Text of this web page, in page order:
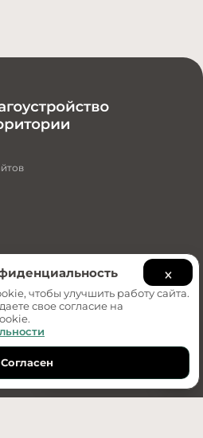
Обратный звонок
×
чтобы улучшить работу сайта.
свое согласие на
Согласен